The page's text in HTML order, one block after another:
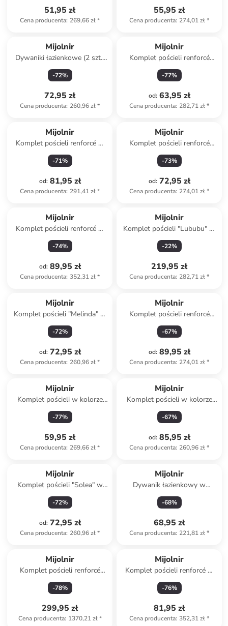
51,95 zł
Cena producenta: 269,66 zł*
55,95 zł
Cena producenta: 274,01 zł*
Mijolnir
Dywaniki łazienkowe (2 szt.)
w kolorze beżowym
-72%
72,95 zł
Cena producenta: 260,96 zł*
Mijolnir
Komplet pościeli renforcé
"Plain" w kolorze turkusowym
-77%
od: 63,95 zł
Cena producenta: 282,71 zł*
Mijolnir
Komplet pościeli renforcé w
kolorze jasnoróżowym
-71%
od: 81,95 zł
Cena producenta: 291,41 zł*
Mijolnir
Komplet pościeli renforcé
"Dashon" w kolorze biało-
niebiesko-żółtym
-73%
od: 72,95 zł
Cena producenta: 274,01 zł*
Mijolnir
Komplet pościeli renforcé w
kolorze zielonym
-74%
od: 89,95 zł
Cena producenta: 352,31 zł*
Mijolnir
Komplet pościeli "Lububu" w
kolorze fioletowym
-22%
219,95 zł
Cena producenta: 282,71 zł*
Mijolnir
Komplet pościeli "Melinda" w
kolorze różowym
-72%
od: 72,95 zł
Cena producenta: 260,96 zł*
Mijolnir
Komplet pościeli renforcé
"Nola" w kolorze turkusowym
-67%
od: 89,95 zł
Cena producenta: 274,01 zł*
Mijolnir
Komplet pościeli w kolorze
białym
-77%
59,95 zł
Cena producenta: 269,66 zł*
Mijolnir
Komplet pościeli w kolorze
czerwono-czarnym
-67%
od: 85,95 zł
Cena producenta: 260,96 zł*
Mijolnir
Komplet pościeli "Solea" w
kolorze beżowo-kremowym
-72%
od: 72,95 zł
Cena producenta: 260,96 zł*
Mijolnir
Dywanik łazienkowy w
kolorze kremowym
-68%
68,95 zł
Cena producenta: 221,81 zł*
Mijolnir
Komplet pościeli renforcé
"Leila" w kolorze kremowym
-78%
299,95 zł
Cena producenta: 1370,21 zł*
Mijolnir
Komplet pościeli renforcé w
kolorze biało-beżowym
-76%
81,95 zł
Cena producenta: 352,31 zł*